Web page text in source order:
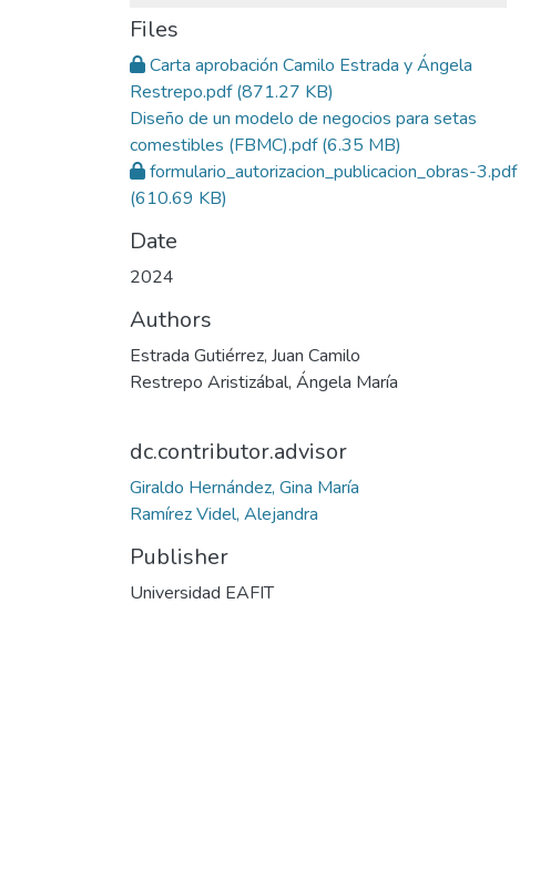
Files
Carta aprobación Camilo Estrada y Ángela
Restrepo.pdf(871.27 KB)
Diseño de un modelo de negocios para setas
comestibles (FBMC).pdf(6.35 MB)
formulario_autorizacion_publicacion_obras-3.pdf
(610.69 KB)
Date
2024
Authors
Estrada Gutiérrez, Juan Camilo
Restrepo Aristizábal, Ángela María
dc.contributor.advisor
Giraldo Hernández, Gina María
Ramírez Videl, Alejandra
Publisher
Universidad EAFIT